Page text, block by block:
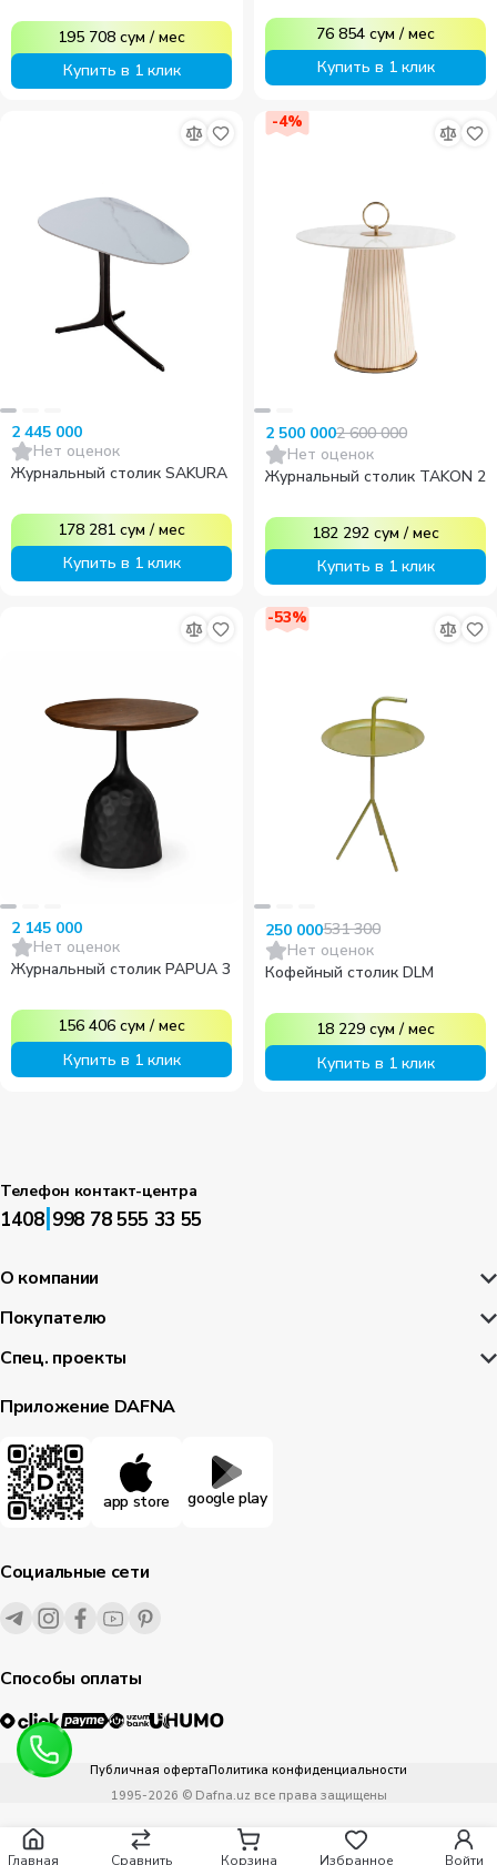
195 708 сум /мес
Купить в 1 клик
76 854 сум /мес
Купить в 1 клик
2 445 000
Нет оценок
Журнальный столик SAKURA
178 281 сум /мес
Купить в 1 клик
-4%
2 500 0002 600 000
Нет оценок
Журнальный столик TAKON 2
182 292 сум /мес
Купить в 1 клик
2 145 000
Нет оценок
Журнальный столик PAPUA 3
156 406 сум /мес
Купить в 1 клик
-53%
250 000531 300
Нет оценок
Кофейный столик DLM
18 229 сум /мес
Купить в 1 клик
Телефон контакт-центра
1408|998 78 555 33 55
О компании
Покупателю
Спец. проекты
Приложение DAFNA
app store google play
Социальные сети
Способы оплаты
1995-2026 © Dafna.uz все права защищены
Публичная офертаПолитика конфиденциальности
Главная Сравнить Корзина Избранное Войти